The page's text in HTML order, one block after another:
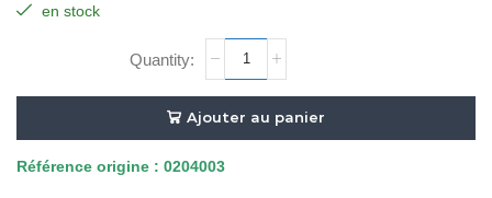
en stock
quantité
FLEXIBLE
DE
FREIN
AVANT
Ajouter au panier
Référence origine : 0204003